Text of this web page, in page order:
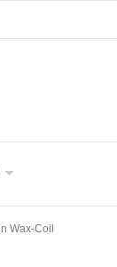
Wax-Coil